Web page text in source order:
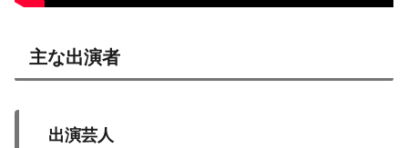
主な出演者
出演芸人